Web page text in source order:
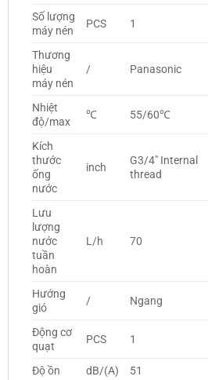
Số lượng
máy nén
PCS 1
Thương
hiệu
máy nén
/ Panasonic
Nhiệt
độ/max
℃ 55/60℃
Kích
thước
ống
nước
inch
G3/4″ Internal
thread
Lưu
lượng
nước
tuần
hoàn
L/h 70
Hướng
gió
/ Ngang
Động cơ
quạt
PCS 1
Độ ồn dB/(A) 51